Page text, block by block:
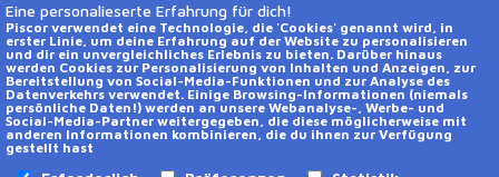
KONTAKTE UND SOCIAL NETWORKS
Hilfe
Kontakte
Eine personalieserte Erfahrung für dich!
Piscor verwendet eine Technologie, die 'Cookies' genannt wird, in
erster Linie, um deine Erfahrung auf der Website zu personalisieren
und dir ein unvergleichliches Erlebnis zu bieten. Darüber hinaus
werden Cookies zur Personalisierung von Inhalten und Anzeigen, zur
Bereitstellung von Social-Media-Funktionen und zur Analyse des
Datenverkehrs verwendet. Einige Browsing-Informationen (niemals
persönliche Daten!) werden an unsere Webanalyse-, Werbe- und
Social-Media-Partner weitergegeben, die diese möglicherweise mit
anderen Informationen kombinieren, die du ihnen zur Verfügung
gestellt hast